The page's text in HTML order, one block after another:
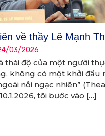
về thầy Lê Mạnh
03/2026
thái độ của một người
không có một khởi đầu
nỗi ngạc nhiên”
tôi bước vào […]